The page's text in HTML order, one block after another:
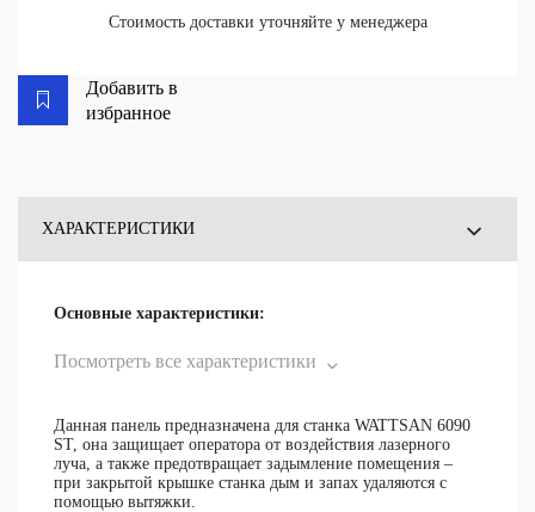
Стоимость доставки уточняйте у менеджера
Добавить в
избранное
ХАРАКТЕРИСТИКИ
ВОПРОСЫ
Основные характеристики:
Посмотреть все характеристики
Данная панель предназначена для станка WATTSAN 6090
ST, она защищает оператора от воздействия лазерного
луча, а также предотвращает задымление помещения –
при закрытой крышке станка дым и запах удаляются с
помощью вытяжки.